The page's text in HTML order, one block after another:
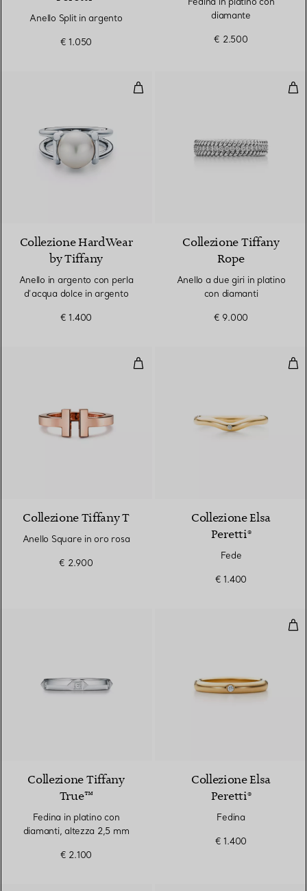
Anello Split in argento
€ 1.050
diamante
€ 2.500
Anello in argento con perla
Collezione HardWear
by Tiffany
Anello in argento con perla
d’acqua dolce in argento
€ 1.400
Collezione Tiffany
Rope
Anello a due giri in platino
con diamanti
€ 9.000
Anello Square in oro rosa
Collezione Tiffany T
Anello Square in oro rosa
€ 2.900
Collezione Elsa
Peretti®
Fede
€ 1.400
Collezione Tiffany
True™
Fedina in platino con
diamanti, altezza 2,5 mm
€ 2.100
Collezione Elsa
Peretti®
Fedina
€ 1.400